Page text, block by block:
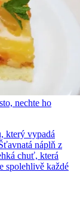
nechte ho
který vypadá
náplň z
chuť, která
spolehlivě každé